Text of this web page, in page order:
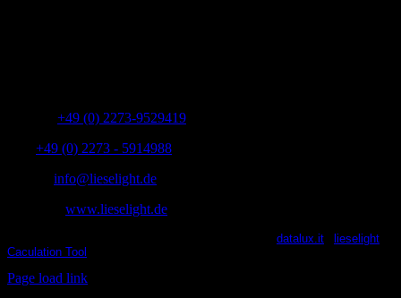
+49 (0) 2273-9529419
+49 (0) 2273 - 5914988
info@lieselight.de
www.lieselight.de
datalux.it
lieselight
Caculation Tool
X
Facebook
YouTube
Instagram
Page load link